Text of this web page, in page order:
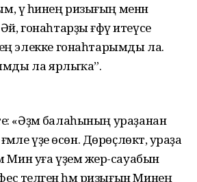
үә һинең ризығың менән
гонаһтарҙы ғәфү итеүсе
элекке гонаһтарымды ла.
ла ярлыҡа”.
«Әҙәм балаһының ураҙанан
үҙе өсөн. Дөрөҫлөктә, ураҙа
Мин уға үҙем әжер-сауабын
теләген һәм ризығын Минең